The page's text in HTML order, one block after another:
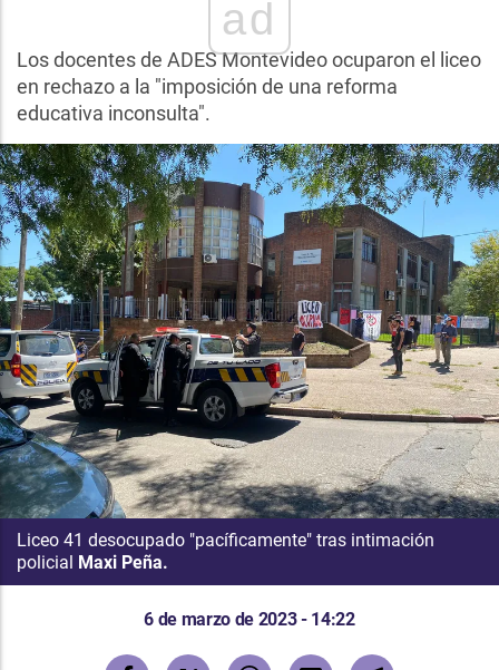
ad
Los docentes de ADES Montevideo ocuparon el liceo
en rechazo a la "imposición de una reforma
educativa inconsulta".
Liceo 41 desocupado "pacíficamente" tras intimación
policial Maxi Peña.
6 de marzo de 2023 - 14:22